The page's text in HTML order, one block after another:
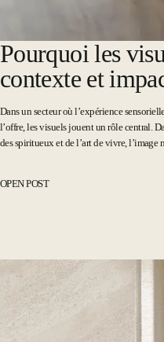
Pourquoi les
contexte et
Dans un secteur où l’expérience
l’offre, les visuels jouent un rôle central.
des spiritueux et de l’art de vivre,
OPEN POST